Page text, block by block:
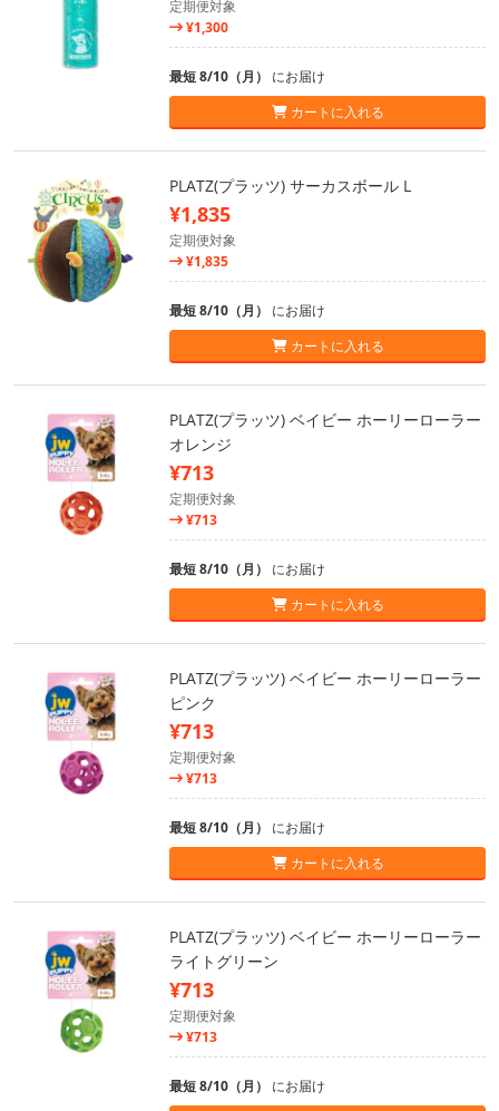
定期便対象
¥1,300
最短 8/10（月） にお届け
カートに入れる
PLATZ(プラッツ) サーカスボール L
¥1,835
定期便対象
¥1,835
最短 8/10（月） にお届け
カートに入れる
PLATZ(プラッツ) ベイビー ホーリーローラー
オレンジ
¥713
定期便対象
¥713
最短 8/10（月） にお届け
カートに入れる
PLATZ(プラッツ) ベイビー ホーリーローラー
ピンク
¥713
定期便対象
¥713
最短 8/10（月） にお届け
カートに入れる
PLATZ(プラッツ) ベイビー ホーリーローラー
ライトグリーン
¥713
定期便対象
¥713
最短 8/10（月） にお届け